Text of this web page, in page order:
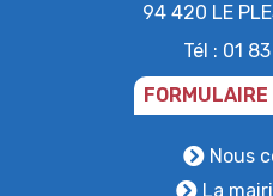
94 420 LE
Tél : 01
Nous
La